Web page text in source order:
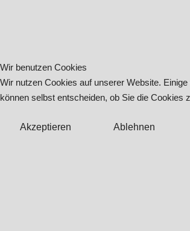
Wir benutzen Cookies
Wir nutzen Cookies auf unserer Website.
können selbst entscheiden, ob Sie die Cookies
Akzeptieren
Ablehnen